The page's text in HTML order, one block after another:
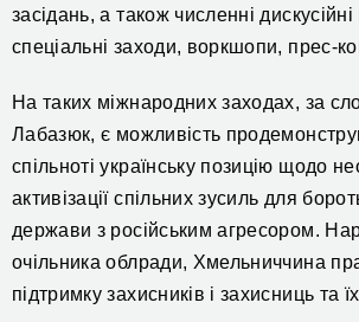
засідань, а також численні дискусійні
спеціальні заходи, воркшопи, прес-
На таких міжнародних заходах, за
Лабазюк, є можливість
спільноті українську позицію щодо
активізації спільних зусиль для
держави з російським агресором.
очільника облради, Хмельниччина
підтримку захисників і захисниць та